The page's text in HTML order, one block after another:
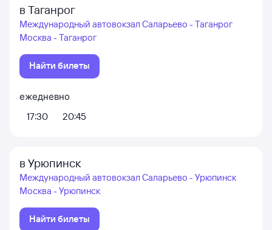
в Таганрог
Международный автовокзал Саларьево - Таганрог
Москва - Таганрог
Найти билеты
ежедневно
17:30
20:45
в Урюпинск
Международный автовокзал Саларьево - Урюпинск
Москва - Урюпинск
Найти билеты